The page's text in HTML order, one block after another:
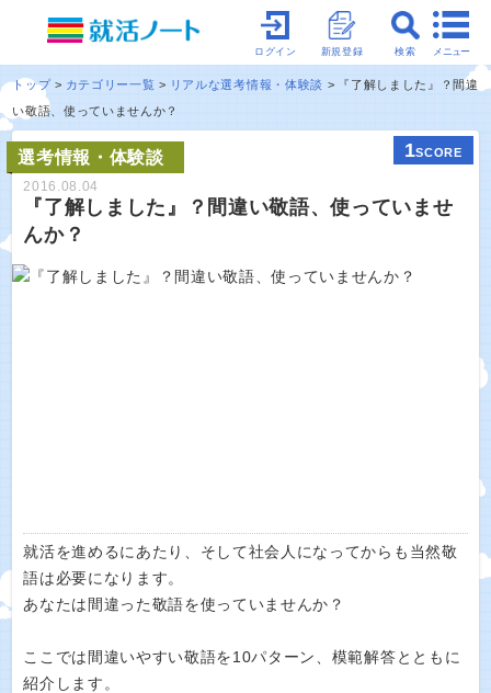
メニュー
検索
新規登録
ログイン
トップ カテゴリー一覧 リアルな選考情報・体験談
『了解しました』？間違
い敬語、使っていませんか？
選考情報・体験談 1SCORE
2016.08.04
『了解しました』？間違い敬語、使っていませ
んか？
就活を進めるにあたり、そして社会人になってからも当然敬
語は必要になります。
あなたは間違った敬語を使っていませんか？
ここでは間違いやすい敬語を10パターン、模範解答とともに
紹介します。